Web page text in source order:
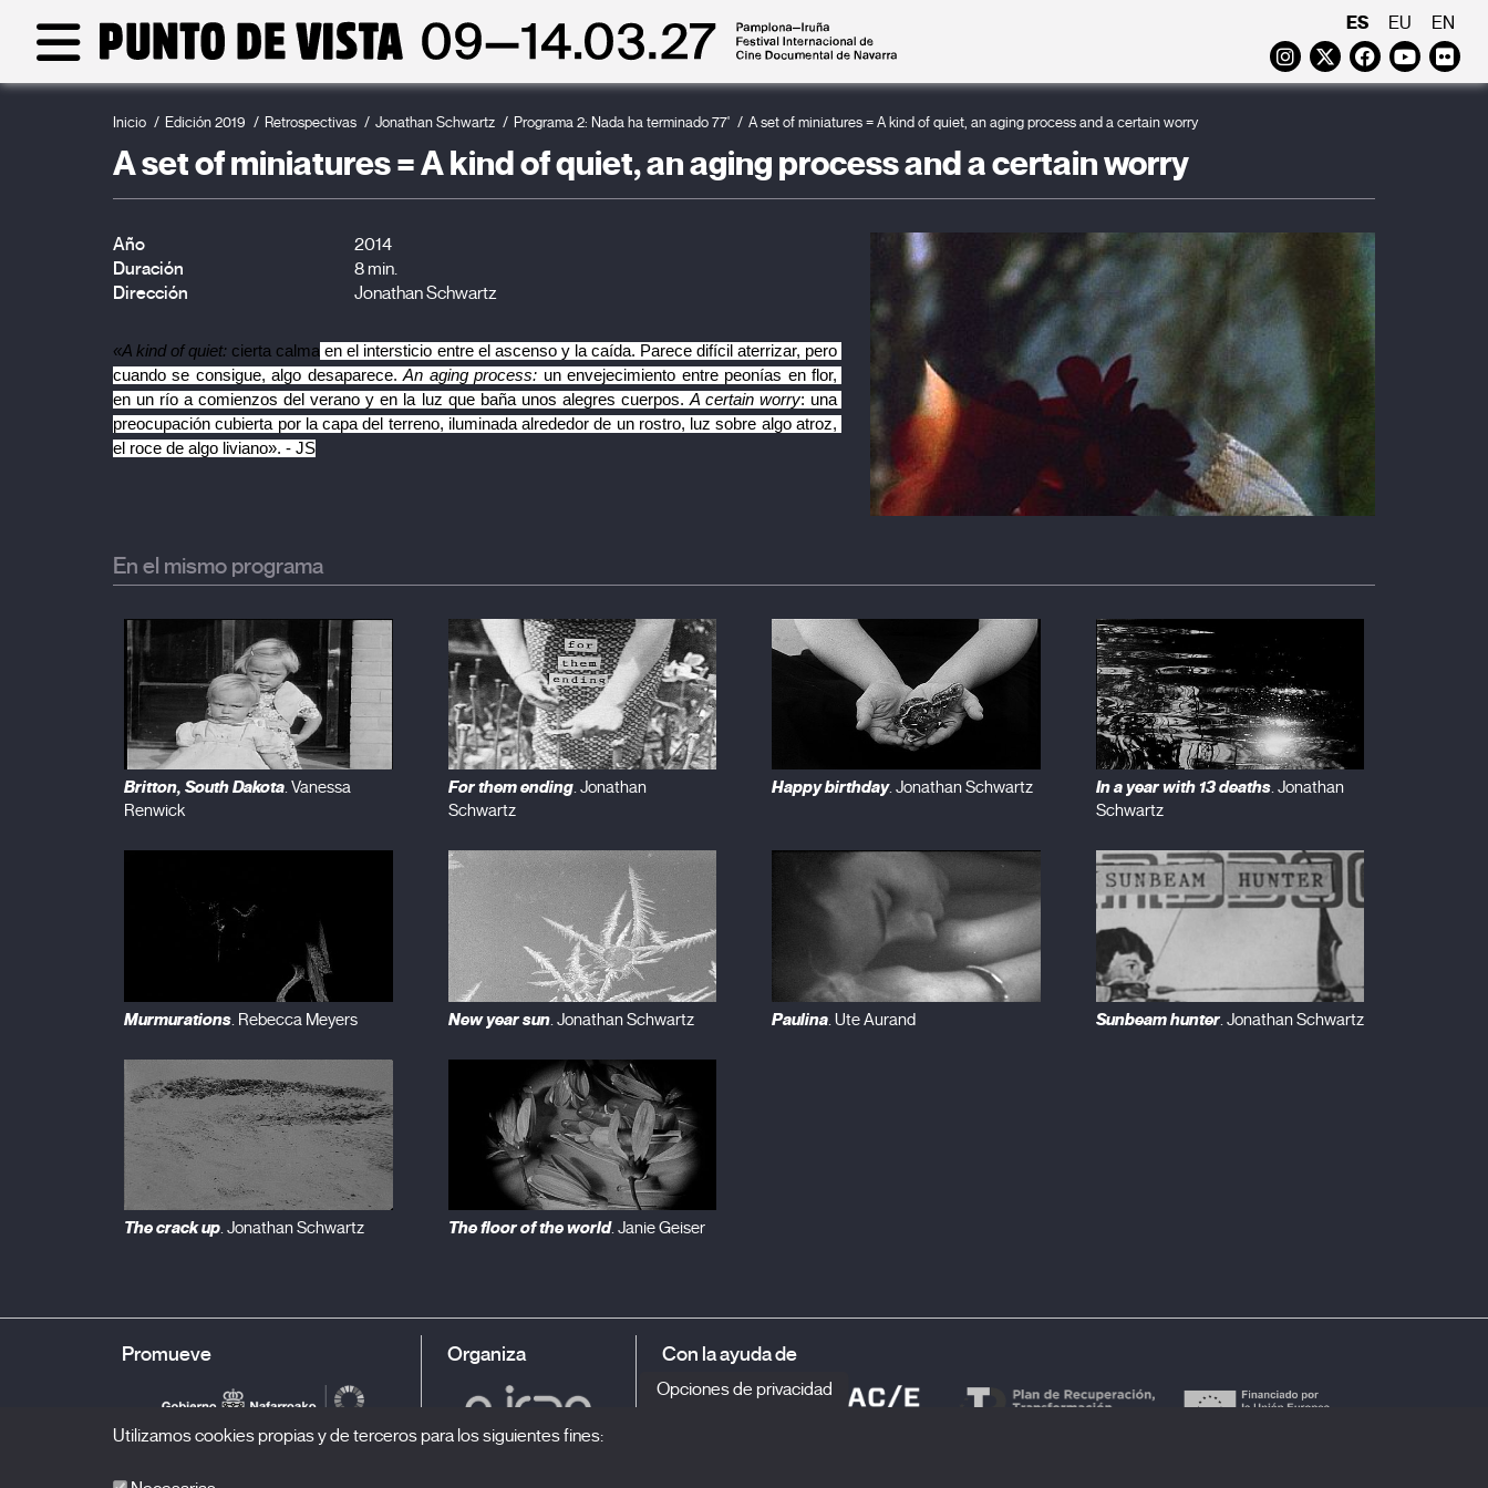
ES EU EN
Instagram
Twitter
Inicio Edición 2019 Retrospectivas Jonathan Schwartz Programa 2: Nada ha terminado 77' A set of miniatures = A kind of quiet, an aging process and a certain worry
A set of miniatures = A kind of quiet, an aging process and a certain worry
Año
2014
Duración
8 min.
Dirección
Jonathan Schwartz
«A kind of quiet: cierta calma en el intersticio entre el ascenso y la caída. Parece difícil aterrizar, pero
cuando se consigue, algo desaparece. An aging process: un envejecimiento entre peonías en flor,
en un río a comienzos del verano y en la luz que baña unos alegres cuerpos. A certain worry: una
preocupación cubierta por la capa del terreno, iluminada alrededor de un rostro, luz sobre algo atroz,
el roce de algo liviano». - JS
En el mismo programa
Britton, South Dakota. Vanessa
Renwick
For them ending. Jonathan
Schwartz
Happy birthday. Jonathan Schwartz In a year with 13 deaths. Jonathan
Schwartz
Murmurations. Rebecca Meyers New year sun. Jonathan Schwartz Paulina. Ute Aurand Sunbeam hunter. Jonathan Schwartz
The crack up. Jonathan Schwartz The floor of the world. Janie Geiser
Promueve Organiza Con la ayuda de
Opciones de privacidad
Utilizamos cookies propias y de terceros para los siguientes fines: